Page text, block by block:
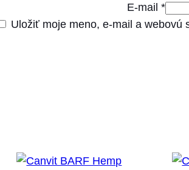
E-mail *
Uložiť moje meno, e-mail a webovú